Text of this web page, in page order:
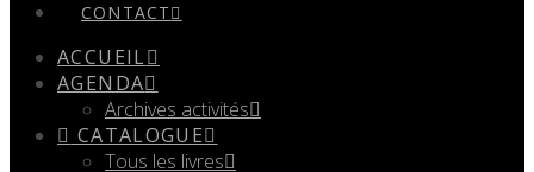
CONTACT
ACCUEIL
AGENDA
Archives activités
CATALOGUE
Tous les livres